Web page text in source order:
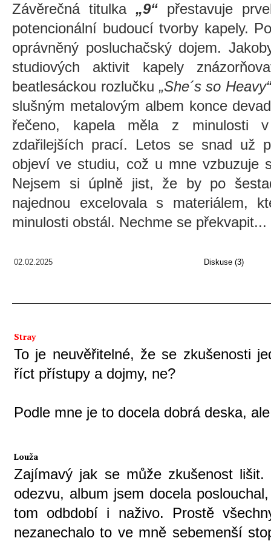
Závěrečná titulka „9“přestavuje
potencionální budoucí tvorby kapely.
oprávněný posluchačský dojem.
studiových aktivit kapely
beatlesáckou rozlučku „She´s so Heavy“
slušným metalovým albem konce
řečeno, kapela měla z minulosti
zdařilejších prací. Letos se snad už
objeví ve studiu, což u mne vzbuzuje
Nejsem si úplně jist, že by po
najednou excelovala s materiálem,
minulosti obstál. Nechme se překvapit...
02.02.2025 Diskuse (3)
Stray
To je neuvěřitelné, že se zkušenosti
říct přístupy a dojmy, ne?
Podle mne je to docela dobrá deska,
Louža
Zajímavý jak se může zkušenost
odezvu, album jsem docela
tom odbdobí i naživo. Prostě
nezanechalo to ve mně sebemenší